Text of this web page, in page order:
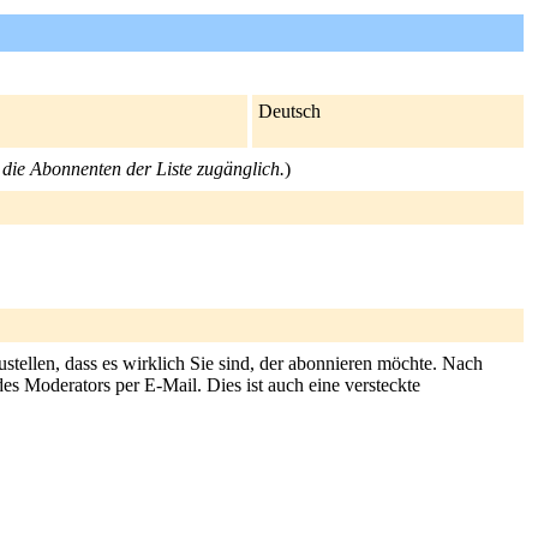
Deutsch
Abonnenten der Liste zugänglich.)
dass es wirklich Sie sind, der abonnieren möchte. Nach
Moderators per E-Mail. Dies ist auch eine versteckte